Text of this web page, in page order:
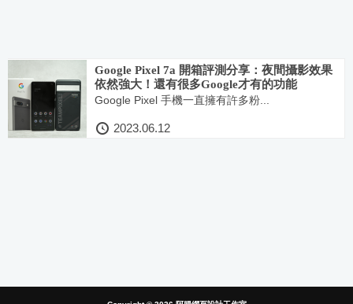
Google Pixel 7a 開箱評測分享：夜間攝影效果
依然強大！還有很多Google才有的功能
Google Pixel 手機一直擁有許多粉...
2023.06.12